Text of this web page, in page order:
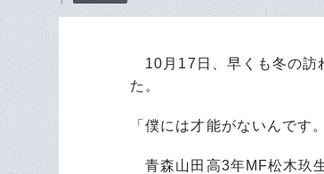
10月17日、早くも冬の訪
た。
「僕には才能がないんです
青森山田高3年MF松木玖